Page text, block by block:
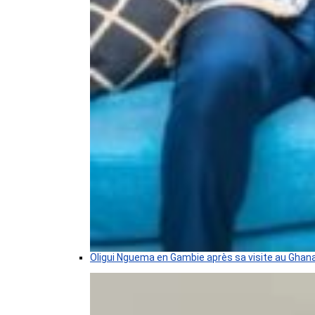
Oligui Nguema en Gambie après sa visite au